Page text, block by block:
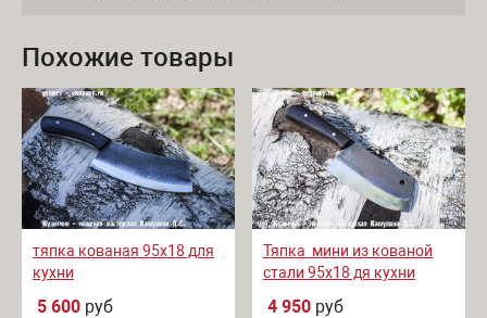
Похожие товары
тяпка кованая 95х18 для
кухни
5 600 руб
Тяпка мини из кованой
стали 95х18 дя кухни
4 950 руб